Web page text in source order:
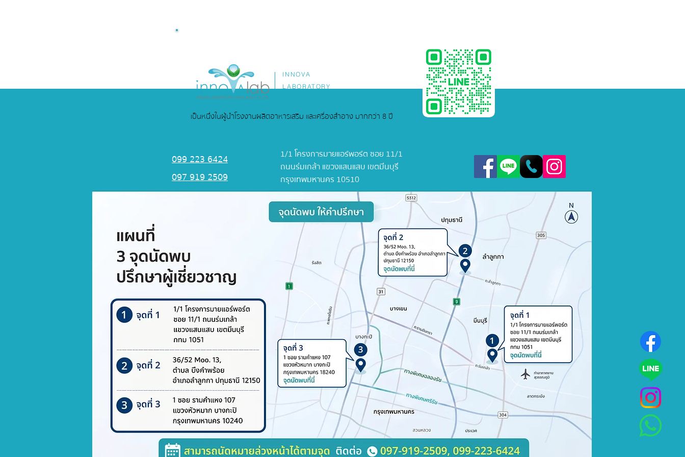
099 223 6424
1/1 โครงการมายแอร์พอร์ต ซอย 11/1
ถนนร่มเกล้า แขวงแสนแสบ เขตมีนบุรี
กรุงเทพมหานคร 10510
097 919 2509
INNOVA
LABORATORY
เป็นหนึ่งในผู้นำโรงงานผลิตอาหารเสริม และเครื่องสำอาง มากกว่า 8 ปี